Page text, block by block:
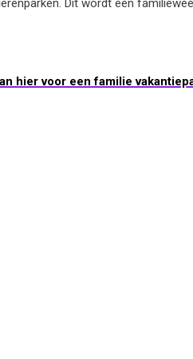
Dit wordt een
hier voor een familie